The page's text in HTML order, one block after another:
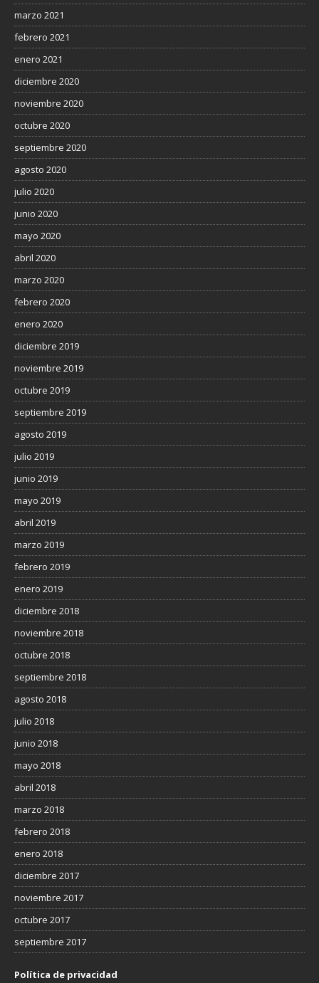
marzo 2021
febrero 2021
enero 2021
diciembre 2020
noviembre 2020
octubre 2020
septiembre 2020
agosto 2020
julio 2020
junio 2020
mayo 2020
abril 2020
marzo 2020
febrero 2020
enero 2020
diciembre 2019
noviembre 2019
octubre 2019
septiembre 2019
agosto 2019
julio 2019
junio 2019
mayo 2019
abril 2019
marzo 2019
febrero 2019
enero 2019
diciembre 2018
noviembre 2018
octubre 2018
septiembre 2018
agosto 2018
julio 2018
junio 2018
mayo 2018
abril 2018
marzo 2018
febrero 2018
enero 2018
diciembre 2017
noviembre 2017
octubre 2017
septiembre 2017
Política de privacidad